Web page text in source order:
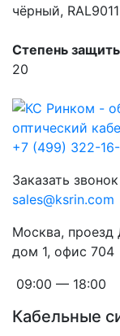
чёрный, RAL9011
Степень
20
+7 (499) 322-
Заказать звонок
sales@ksrin.com
Москва, проезд
дом 1, офис 704
09:00 — 18:00
Кабельные